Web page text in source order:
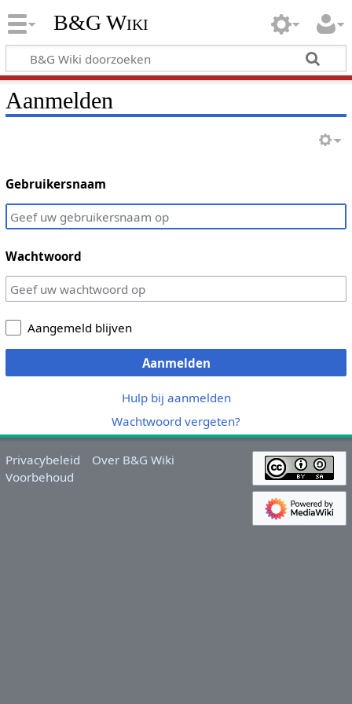
B&G Wiki
Aanmelden
Gebruikersnaam
Wachtwoord
Aangemeld blijven
Aanmelden
Hulp bij aanmelden
Wachtwoord vergeten?
Privacybeleid
Over B&G Wiki
Voorbehoud